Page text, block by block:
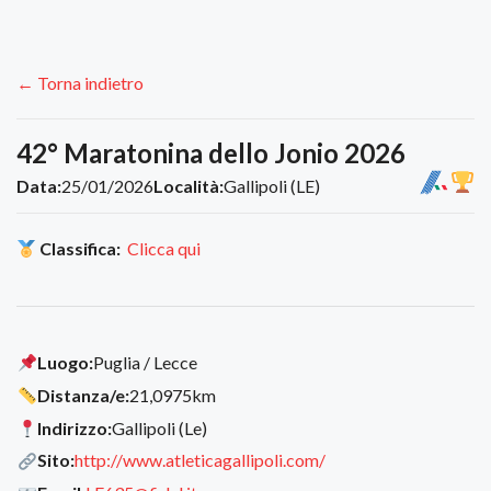
← Torna indietro
42° Maratonina dello Jonio 2026
Data:25/01/2026Località:Gallipoli (LE)
Classifica: Clicca qui
Luogo:Puglia / Lecce
Distanza/e:21,0975km
Indirizzo:Gallipoli (Le)
Sito:http://www.atleticagallipoli.com/